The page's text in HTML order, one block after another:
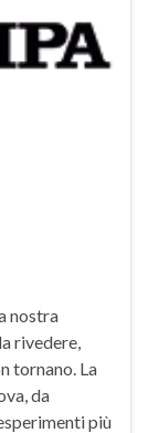
nostra
rivedere,
tornano. La
da
più